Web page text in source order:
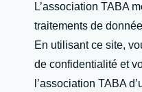
L’association TABA
traitements de
En utilisant ce site,
de confidentialité et
l’association TABA